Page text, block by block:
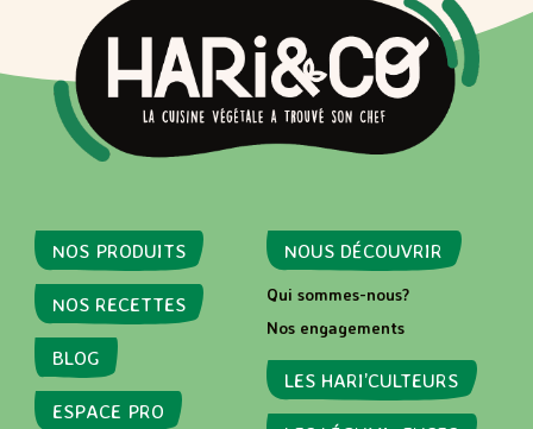
NOS PRODUITS
NOS RECETTES
BLOG
ESPACE PRO
NOUS DÉCOUVRIR
Qui sommes-nous?
Nos engagements
LES HARI’CULTEURS